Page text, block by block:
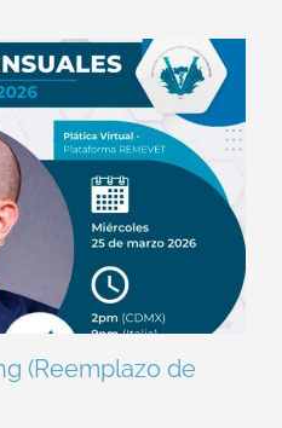
(Reemplazo de